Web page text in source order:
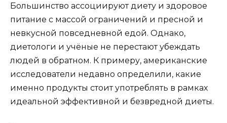
Большинство ассоциируют диету и здоровое
питание с массой ограничений и пресной и
невкусной повседневной едой. Однако,
диетологи и учёные не перестают убеждать
людей в обратном. К примеру, американские
исследователи недавно определили, какие
именно продукты стоит употреблять в рамках
идеальной эффективной и безвредной диеты.